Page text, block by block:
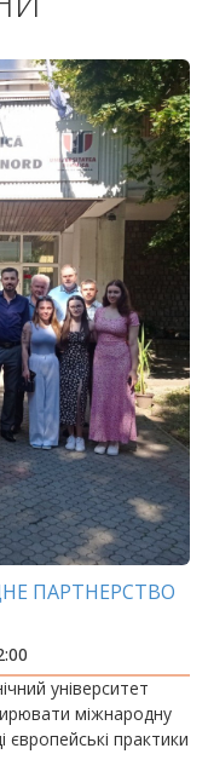
ПАРТНЕРСТВО
університет
міжнародну
практики